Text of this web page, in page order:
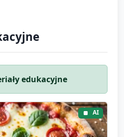
edukacyjne
AI